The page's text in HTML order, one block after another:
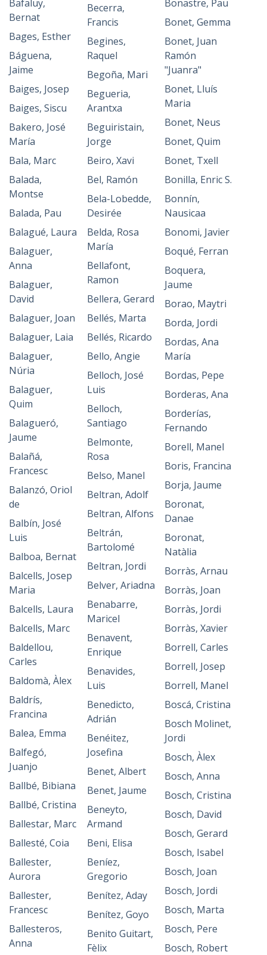
Bafaluy,
Bernat
Bages, Esther
Báguena,
Jaime
Baiges, Josep
Baiges, Siscu
Bakero, José
María
Bala, Marc
Balada,
Montse
Balada, Pau
Balagué, Laura
Balaguer,
Anna
Balaguer,
David
Balaguer, Joan
Balaguer, Laia
Balaguer,
Núria
Balaguer,
Quim
Balagueró,
Jaume
Balañá,
Francesc
Balanzó, Oriol
de
Balbín, José
Luis
Balboa, Bernat
Balcells, Josep
Maria
Balcells, Laura
Balcells, Marc
Baldellou,
Carles
Baldomà, Àlex
Baldrís,
Francina
Balea, Emma
Balfegó,
Juanjo
Ballbé, Bibiana
Ballbé, Cristina
Ballestar, Marc
Ballesté, Coia
Ballester,
Aurora
Ballester,
Francesc
Ballesteros,
Anna
Becerra,
Francis
Begines,
Raquel
Begoña, Mari
Begueria,
Arantxa
Beguiristain,
Jorge
Beiro, Xavi
Bel, Ramón
Bela-Lobedde,
Desirée
Belda, Rosa
María
Bellafont,
Ramon
Bellera, Gerard
Bellés, Marta
Bellés, Ricardo
Bello, Angie
Belloch, José
Luis
Belloch,
Santiago
Belmonte,
Rosa
Belso, Manel
Beltran, Adolf
Beltran, Alfons
Beltrán,
Bartolomé
Beltran, Jordi
Belver, Ariadna
Benabarre,
Maricel
Benavent,
Enrique
Benavides,
Luis
Benedicto,
Adrián
Benéitez,
Josefina
Benet, Albert
Benet, Jaume
Beneyto,
Armand
Beni, Elisa
Beníez,
Gregorio
Benítez, Aday
Benítez, Goyo
Benito Guitart,
Fèlix
Bonastre, Pau
Bonet, Gemma
Bonet, Juan
Ramón
"Juanra"
Bonet, Lluís
Maria
Bonet, Neus
Bonet, Quim
Bonet, Txell
Bonilla, Enric S.
Bonnín,
Nausicaa
Bonomi, Javier
Boqué, Ferran
Boquera,
Jaume
Borao, Maytri
Borda, Jordi
Bordas, Ana
María
Bordas, Pepe
Borderas, Ana
Borderías,
Fernando
Borell, Manel
Boris, Francina
Borja, Jaume
Boronat,
Danae
Boronat,
Natàlia
Borràs, Arnau
Borràs, Joan
Borràs, Jordi
Borràs, Xavier
Borrell, Carles
Borrell, Josep
Borrell, Manel
Boscá, Cristina
Bosch Molinet,
Jordi
Bosch, Àlex
Bosch, Anna
Bosch, Cristina
Bosch, David
Bosch, Gerard
Bosch, Isabel
Bosch, Joan
Bosch, Jordi
Bosch, Marta
Bosch, Pere
Bosch, Robert